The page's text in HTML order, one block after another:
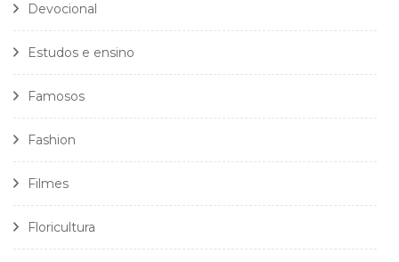
Devocional
Estudos e ensino
Famosos
Fashion
Filmes
Floricultura